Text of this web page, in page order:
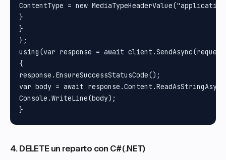
ContentType = new
}
}
};
using(var response = await
{
response.EnsureSuccessStatusCode();
var body = await
Console.WriteLine(body);
4. DELETE un reparto con C# (.NET)